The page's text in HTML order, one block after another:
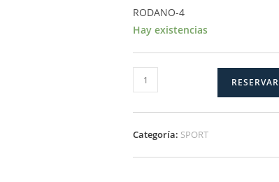
RODANO-4
Hay existencias
RODANO-
4
cantidad
RESERVAR
Categoría: SPORT